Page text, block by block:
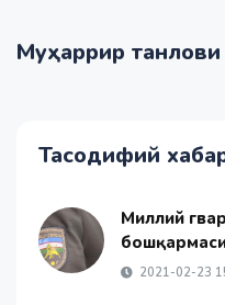
Муҳаррир танлови
Тасодифий
Миллий
2021-02-23